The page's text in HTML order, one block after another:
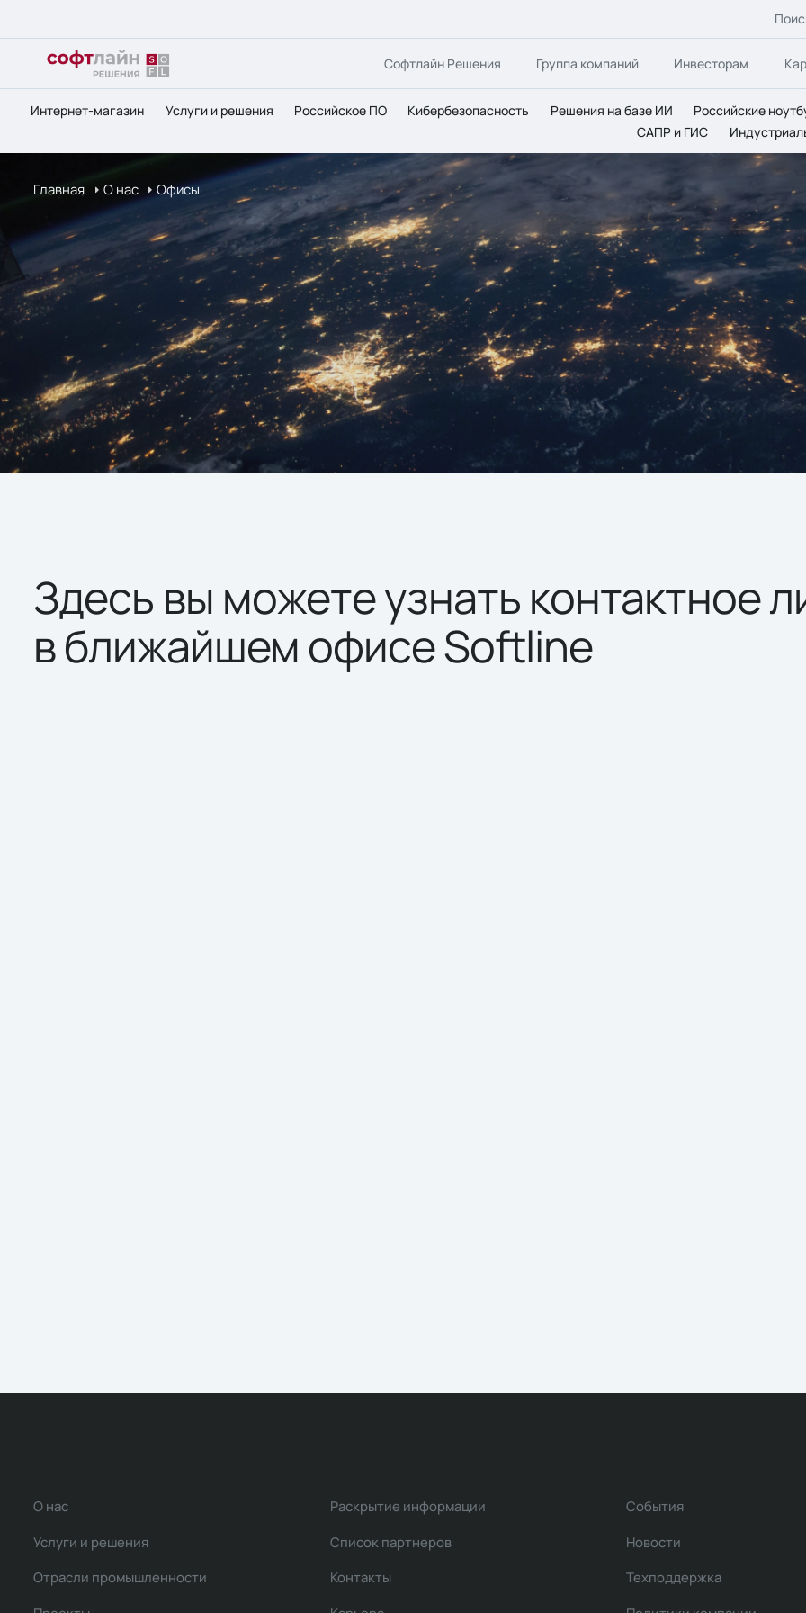
Софтлайн Решения Группа компаний Инвесторам
Интернет-магазин Услуги и решения Российское ПО Кибербезопасность Решения на базе ИИ
Российские
САПР и ГИС
Главная О нас Офисы
Здесь вы можете узнать контактное
в ближайшем офисе Softline
О нас
Услуги и решения
Отрасли промышленности
Раскрытие информации
Список партнеров
Контакты
События
Новости
Техподдержка